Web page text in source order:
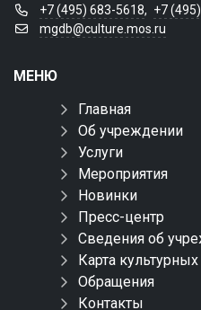
+7 (495) 683-5618, +7
mgdb@culture.mos.ru
МЕНЮ
Главная
Об учреждении
Услуги
Мероприятия
Новинки
Пресс-центр
Сведения об
Карта
Обращения
Контакты